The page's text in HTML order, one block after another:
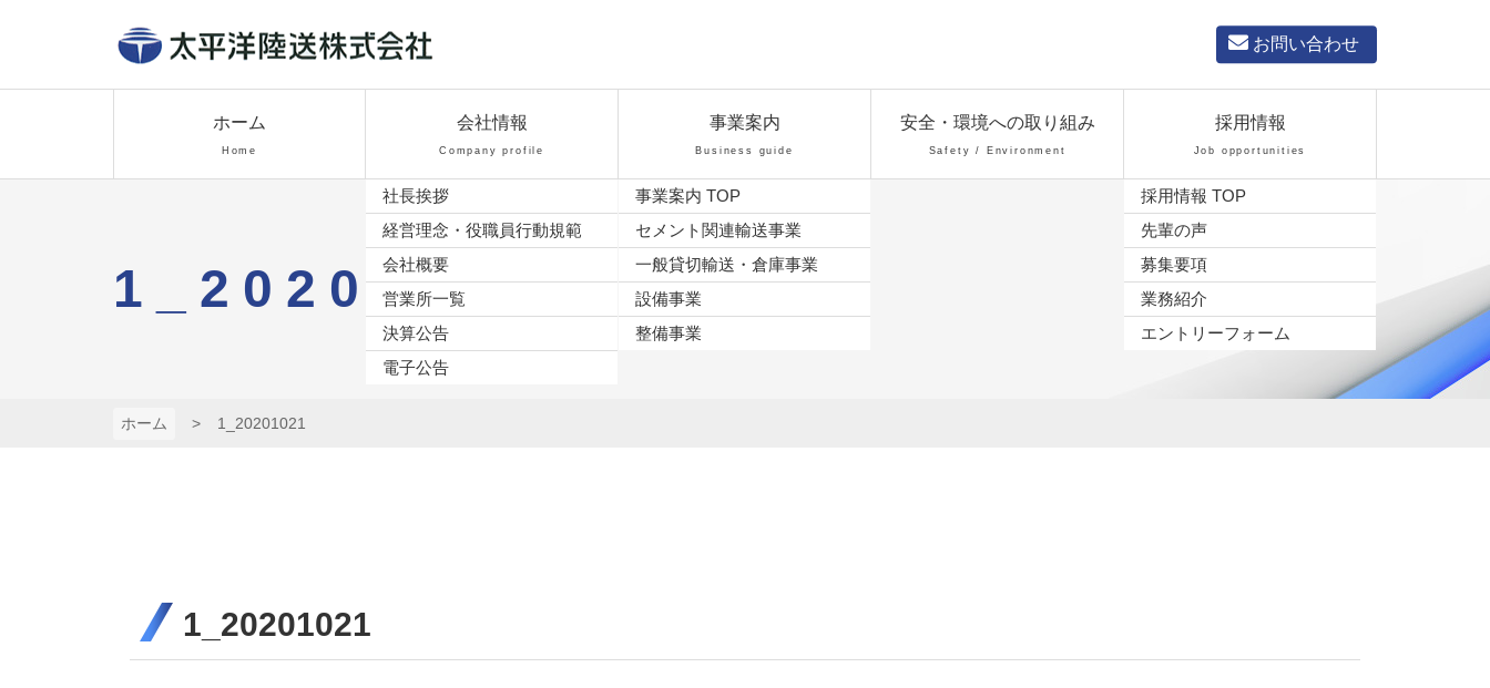
ン
太平洋陸送株
式会社
お問い合わせ
ホーム
Home
会社情報
Company profile
社長挨拶
経営理念・役職員行動規範
会社概要
営業所一覧
決算公告
電子公告
事業案内
Business guide
事業案内 TOP
セメント関連輸送事業
一般貸切輸送・倉庫事業
設備事業
整備事業
安全・環境への取り組み
Safety / Environment
採用情報
Job opportunities
採用情報 TOP
先輩の声
募集要項
業務紹介
エントリーフォーム
1_20201021
ホーム 1_20201021
1_20201021